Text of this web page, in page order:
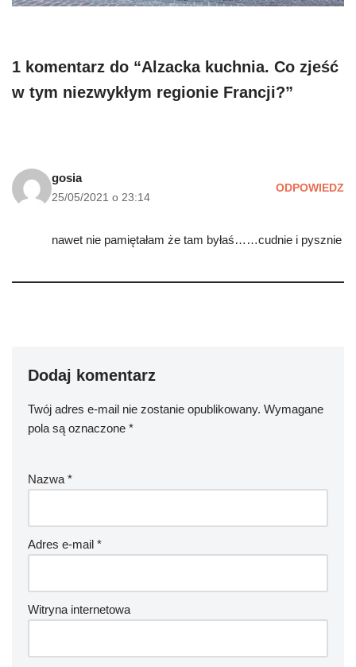
1 komentarz do “Alzacka kuchnia. Co zjeść
w tym niezwykłym regionie Francji?”
gosia
25/05/2021 o 23:14
ODPOWIEDZ
nawet nie pamiętałam że tam byłaś……cudnie i pysznie
Dodaj komentarz
Twój adres e-mail nie zostanie opublikowany. Wymagane
pola są oznaczone *
Nazwa *
Adres e-mail *
Witryna internetowa